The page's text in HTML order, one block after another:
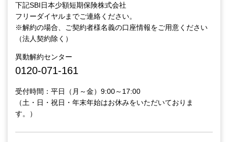
下記SBI日本少額短期保険株式会社
フリーダイヤルまでご連絡ください。
※解約の場合、ご契約者様名義の口座情報をご用意ください
（法人契約除く）
異動解約センター
0120-071-161
受付時間：平日（月～金）9:00～17:00
（土・日・祝日・年末年始はお休みをいただいておりま
す。）